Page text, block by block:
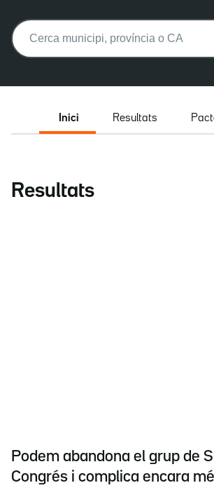
Buscar:
Inici Resultats
Resultats
Podem abandona el grup de
Congrés i complica encara